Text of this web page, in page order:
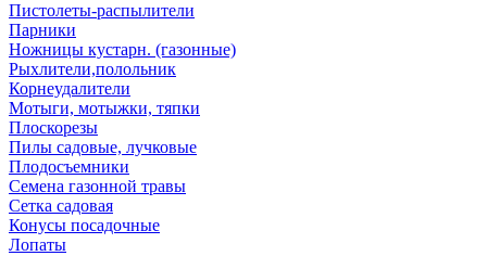
Пистолеты-распылители
Парники
Ножницы кустарн. (газонные)
Рыхлители,полольник
Корнеудалители
Мотыги, мотыжки, тяпки
Плоскорезы
Пилы садовые, лучковые
Плодосъемники
Семена газонной травы
Сетка садовая
Конусы посадочные
Лопаты